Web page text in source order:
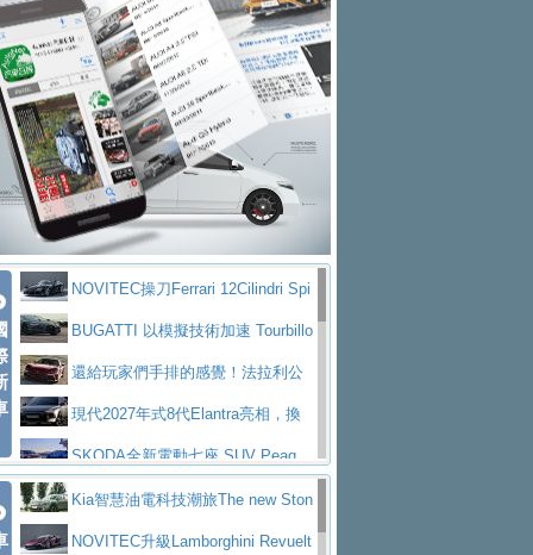
心開幕啟用
救助器材車買氣不衰、SUZUKI經銷商勇於開啟
全新大店，新北都鈴木占地500坪土城旗艦
展示中心開幕
2025第七屆ISUZU運轉職人挑戰賽
熱血登場 展現極致車技與專業職人精神
H2GP世界總決賽圓滿落幕 台灣團
隊表現精彩淨零減碳指標性應用 純電動水泥預
拌車 消防車除了滅火裝備還需要什麼？
一探SITRAK “準” 消防車的究竟
大益金龍初試啼聲，汽柴油5噸貨車
不是對手正宗年鑑2025年全球自動車年鑑1月
下旬問世！2024第六屆ISUZU運轉職人挑戰賽
首度前進南台灣熱烈開戰
豪華電能休旅新星 Audi Q4 Sportba
ck 55 e-tron S lineScania Taiwan 逆風而行，加深力
道投資布局
全台限量200台 進化現型
不等零關稅的紅利，Jeep品牌今日
起展開首批車交車
Volvo EX60 即將叩關，靜肅性、底
盤與數位介面搶先揭露
Audi Q9 將於 2026 年底上市 旗艦
大型 SUV 鎖定七人座豪華市場
BMW攜手漫威電影【蜘蛛人：重生
日】 Skoda 發表全新 Peaq 內裝：七人
座純電旗艦 SUV，行李廂最大可達 935 公
升
全新純電 Mercedes-Benz C 400 4
MATIC Electric 登場
奢華與科技大躍進，MAZDA全新3
代CX-5全方位進化提前亮相並展開預售94.9
萬起
馬自達公布 2027 年式 MX-5 更
新，新增 Yakudo 特別版
Skoda Peaq 發表全新電動動力系
統 最長續航逾 640 公里、支援雙向供電
BMW M2 首度導入 xDrive 四驅，
美國與瑞士需求成關鍵推手
The all-new T-Roc 魅力 自成焦點
Maserati GT2 Stradale「Tribute to
MC12」全球首度亮相
迎接 RANGE ROVER 品牌家族第
NOVITEC操刀Ferrari 12Cilindri Spi
der 碳纖維空力、鍛造輪圈與Inconel排氣
上身
BUGATTI 以模擬技術加速 Tourbillo
n 動態開發還給玩家們手排的感覺！法拉利公
布12Cilidri Manaule手排超跑產品細節
現代2027年式8代Elantra亮相，換
裝更銳利的造型、更先進的資訊娛樂系統及
更高效的動力
SKODA全新電動七座 SUV Peaq
問世，擁有品牌史上最寬敞且豪華的座艙
AUDI推出首款高性能油電超跑Nuvo
lari，0到100公里加速2.6秒、極速350公里
百年三叉戟傳奇再啟程 Maserati 重
Kia智慧油電科技潮旅The new Ston
ic 1-7月累計銷量創歷史新高
NOVITEC升級Lamborghini Revuelt